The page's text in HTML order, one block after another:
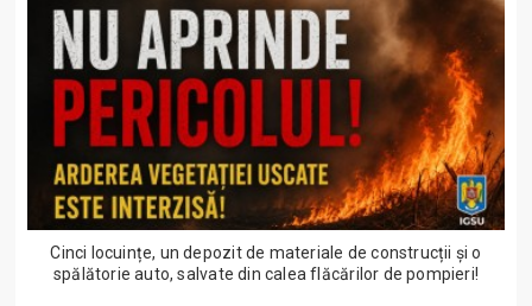
Cinci locuințe, un depozit de materiale de construcții și o
spălătorie auto, salvate din calea flăcărilor de pompieri!